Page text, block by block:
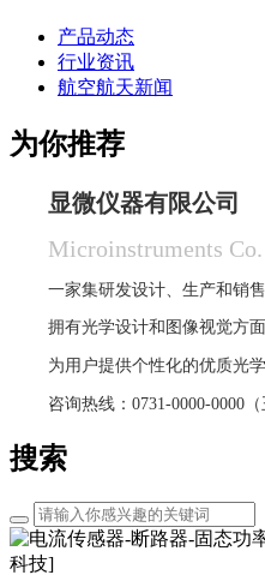
产品动态
行业资讯
航空航天新闻
为你推荐
显微仪器有限公司
Microinstruments
一家集研发设计、生产和销
拥有光学设计和图像视觉方
为用户提供个性化的优质光学
咨询热线：0731-0000-0000（
搜索